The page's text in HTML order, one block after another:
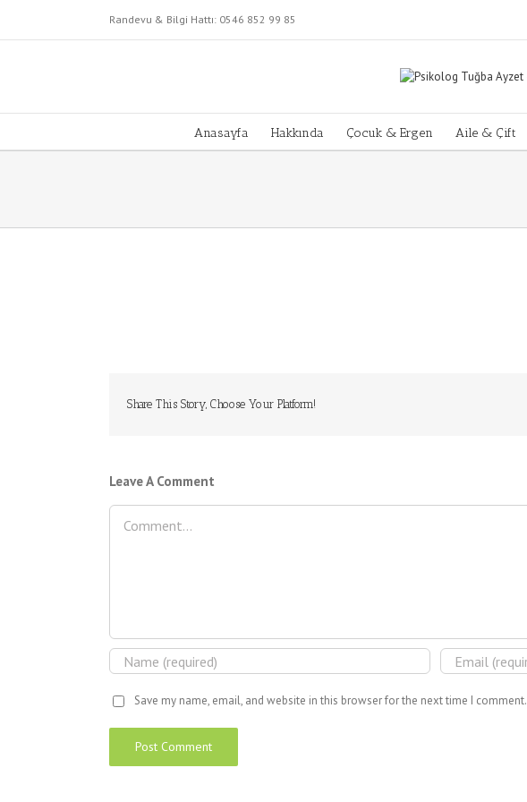
content
Randevu & Bilgi Hattı: 0546 852 99 85
Anasayfa Hakkında Çocuk & Ergen Aile & Çift
Share This Story, Choose Your Platform!
Leave A Comment
Comment
Save my name, email, and website in this browser for the next time I comment.